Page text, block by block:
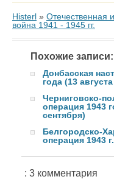
Histerl » Отечественная
война 1941 - 1945 гг.
Похожие записи:
Донбасская
года (13
Черниговско-
операция 1943
сентября)
Белгородско-
операция 1943
: 3 комментария